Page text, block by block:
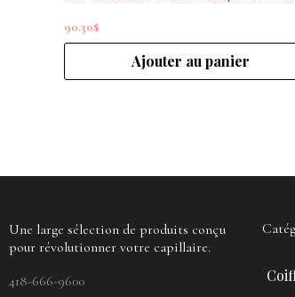
90.30$
Ajouter au panier
Une large sélection de produits conçu
pour révolutionner votre capillaire.
418-666-9600